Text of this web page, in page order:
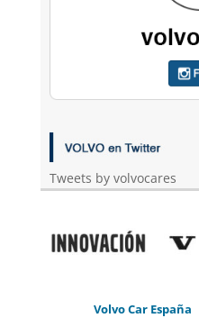
Tweets by volvocares
Volvo Car España